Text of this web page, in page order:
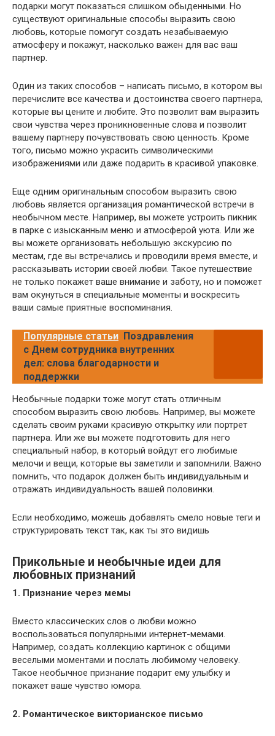
подарки могут показаться слишком обыденными. Но
существуют оригинальные способы выразить свою
любовь, которые помогут создать незабываемую
атмосферу и покажут, насколько важен для вас ваш
партнер.
Один из таких способов – написать письмо, в котором вы
перечислите все качества и достоинства своего партнера,
которые вы цените и любите. Это позволит вам выразить
свои чувства через проникновенные слова и позволит
вашему партнеру почувствовать свою ценность. Кроме
того, письмо можно украсить символическими
изображениями или даже подарить в красивой упаковке.
Еще одним оригинальным способом выразить свою
любовь является организация романтической встречи в
необычном месте. Например, вы можете устроить пикник
в парке с изысканным меню и атмосферой уюта. Или же
вы можете организовать небольшую экскурсию по
местам, где вы встречались и проводили время вместе, и
рассказывать истории своей любви. Такое путешествие
не только покажет ваше внимание и заботу, но и поможет
вам окунуться в специальные моменты и воскресить
ваши самые приятные воспоминания.
Популярные статьи Поздравления
с Днем сотрудника внутренних
дел: слова благодарности и
поддержки
Необычные подарки тоже могут стать отличным
способом выразить свою любовь. Например, вы можете
сделать своим руками красивую открытку или портрет
партнера. Или же вы можете подготовить для него
специальный набор, в который войдут его любимые
мелочи и вещи, которые вы заметили и запомнили. Важно
помнить, что подарок должен быть индивидуальным и
отражать индивидуальность вашей половинки.
Если необходимо, можешь добавлять смело новые теги и
структурировать текст так, как ты это видишь
Прикольные и необычные идеи для
любовных признаний
1. Признание через мемы
Вместо классических слов о любви можно
воспользоваться популярными интернет-мемами.
Например, создать коллекцию картинок с общими
веселыми моментами и послать любимому человеку.
Такое необычное признание подарит ему улыбку и
покажет ваше чувство юмора.
2. Романтическое викторианское письмо